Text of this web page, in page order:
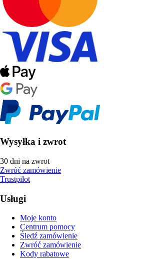
Wysyłka i zwrot
30 dni na zwrot
Zwróć zamówienie
Trustpilot
Usługi
Moje konto
Centrum pomocy
Śledź zamówienie
Zwróć zamówienie
Kody rabatowe